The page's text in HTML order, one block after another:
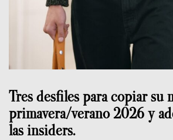
Tres desfiles para copiar su
primavera/verano 2026 y
las insiders.